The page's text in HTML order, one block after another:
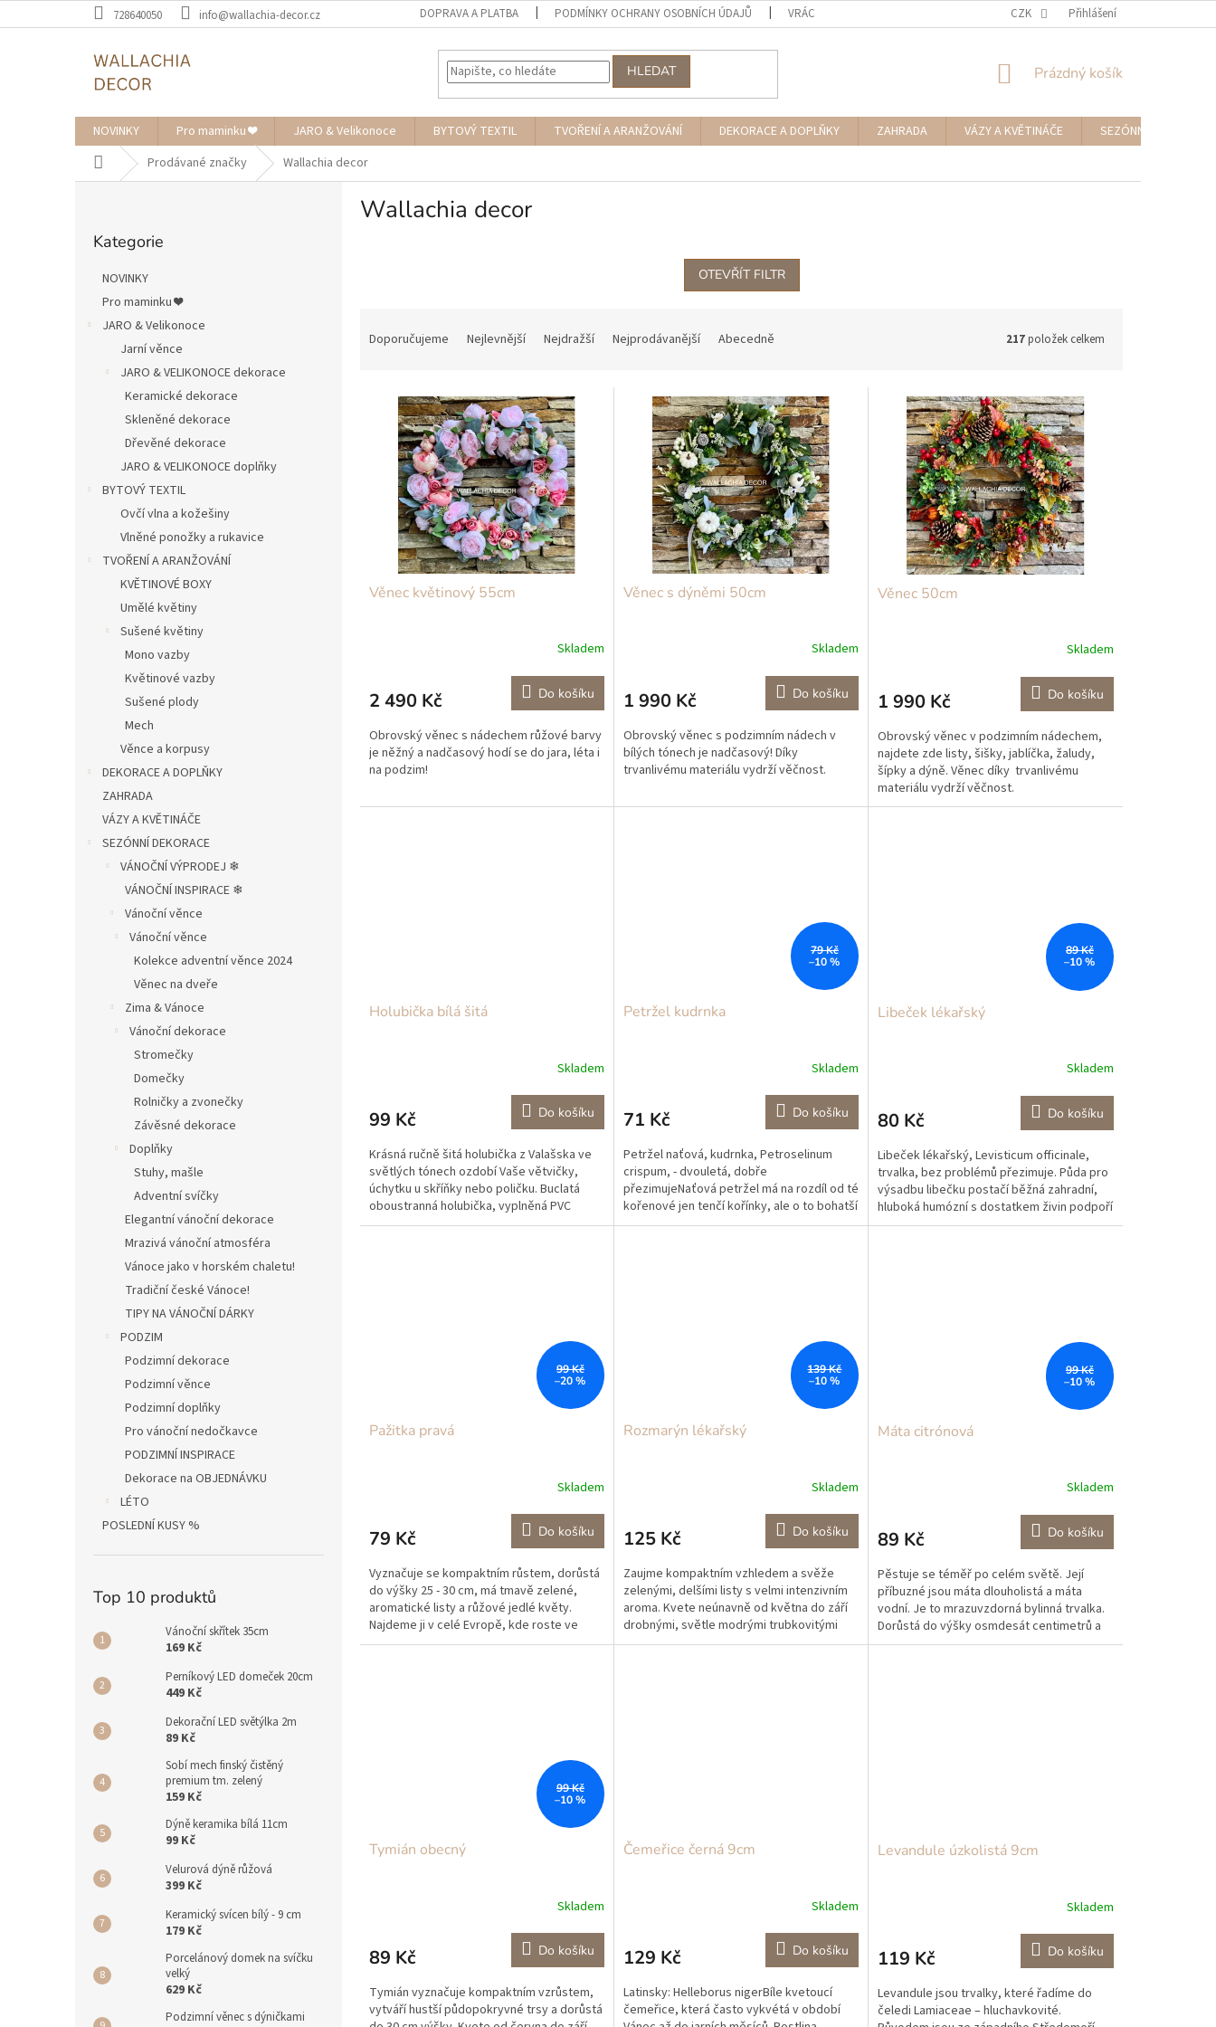
na
728640050 info@wallachia-decor.cz DOPRAVA A PLATBA PODMÍNKY OCHRANY OSOBNÍCH ÚDAJŮ VRÁCENÍ ZBOŽÍ A REKLAMACE NAPIŠTE NÁM
CZK Přihlášení
HLEDAT
NÁKUPNÍ
Prázdný košík
NOVINKY Pro maminku ❤️ JARO & Velikonoce BYTOVÝ TEXTIL TVOŘENÍ A ARANŽOVÁNÍ DEKORACE A DOPLŇKY ZAHRADA VÁZY A KVĚTINÁČE
SEZÓNNÍ DEKORACE
Domů Prodávané značky Wallachia decor
kategorie
Kategorie
NOVINKY
Pro maminku ❤️
JARO & Velikonoce
Jarní věnce
JARO & VELIKONOCE dekorace
Keramické dekorace
Skleněné dekorace
Dřevěné dekorace
JARO & VELIKONOCE doplňky
BYTOVÝ TEXTIL
Ovčí vlna a kožešiny
Vlněné ponožky a rukavice
TVOŘENÍ A ARANŽOVÁNÍ
KVĚTINOVÉ BOXY
Umělé květiny
Sušené květiny
Mono vazby
Květinové vazby
Sušené plody
Mech
Věnce a korpusy
DEKORACE A DOPLŇKY
ZAHRADA
VÁZY A KVĚTINÁČE
SEZÓNNÍ DEKORACE
VÁNOČNÍ VÝPRODEJ ❄︎︎
VÁNOČNÍ INSPIRACE ❄︎︎
Vánoční věnce
Vánoční věnce
Kolekce adventní věnce 2024
Věnec na dveře
Zima & Vánoce
Vánoční dekorace
Stromečky
Domečky
Rolničky a zvonečky
Závěsné dekorace
Doplňky
Stuhy, mašle
Adventní svíčky
Elegantní vánoční dekorace
Mrazivá vánoční atmosféra
Vánoce jako v horském chaletu!
Tradiční české Vánoce!
TIPY NA VÁNOČNÍ DÁRKY
PODZIM
Podzimní dekorace
Podzimní věnce
Podzimní doplňky
Pro vánoční nedočkavce
PODZIMNÍ INSPIRACE
Dekorace na OBJEDNÁVKU
LÉTO
POSLEDNÍ KUSY %
Top 10 produktů
Vánoční skřítek 35cm
169 Kč
Perníkový LED domeček 20cm
449 Kč
Dekorační LED světýlka 2m
89 Kč
Sobí mech finský čistěný
premium tm. zelený
159 Kč
Dýně keramika bílá 11cm
99 Kč
Velurová dýně růžová
399 Kč
Keramický svícen bílý - 9 cm
179 Kč
Porcelánový domek na svíčku
velký
629 Kč
Podzimní věnec s dýničkami
Wallachia decor
OTEVŘÍT FILTR
Doporučujeme Nejlevnější Nejdražší Nejprodávanější Abecedně 217položek celkem
Věnec květinový 55cm
Skladem
2 490 Kč Do košíku
Obrovský věnec s nádechem růžové barvy
je něžný a nadčasový hodí se do jara, léta i
na podzim!
Věnec s dýněmi 50cm
Skladem
1 990 Kč Do košíku
Obrovský věnec s podzimním nádech v
bílých tónech je nadčasový! Díky
trvanlivému materiálu vydrží věčnost.
Věnec 50cm
Skladem
1 990 Kč Do košíku
Obrovský věnec v podzimním nádechem,
najdete zde listy, šišky, jablíčka, žaludy,
šípky a dýně. Věnec díky trvanlivému
materiálu vydrží věčnost.
Holubička bílá šitá
Skladem
99 Kč Do košíku
Krásná ručně šitá holubička z Valašska ve
světlých tónech ozdobí Vaše větvičky,
úchytku u skříňky nebo poličku. Buclatá
oboustranná holubička, vyplněná PVC
materiálem, může se...
79 Kč
–10 %
Petržel kudrnka
Skladem
71 Kč Do košíku
Petržel naťová, kudrnka, Petroselinum
crispum, - dvouletá, dobře
přezimujeNaťová petržel má na rozdíl od té
kořenové jen tenčí kořínky, ale o to bohatší
je její...
89 Kč
–10 %
Libeček lékařský
Skladem
80 Kč Do košíku
Libeček lékařský, Levisticum officinale,
trvalka, bez problémů přezimuje. Půda pro
výsadbu libečku postačí běžná zahradní,
hluboká humózní s dostatkem živin podpoří
růst. V...
99 Kč
–20 %
Pažitka pravá
Skladem
79 Kč Do košíku
Vyznačuje se kompaktním růstem, dorůstá
do výšky 25 - 30 cm, má tmavě zelené,
aromatické listy a růžové jedlé květy.
Najdeme ji v celé Evropě, kde roste ve
vyšších polohách,...
139 Kč
–10 %
Rozmarýn lékařský
Skladem
125 Kč Do košíku
Zaujme kompaktním vzhledem a svěže
zelenými, delšími listy s velmi intenzivním
aroma. Kvete neúnavně od května do září
drobnými, světle modrými trubkovitými
květy a dorůstá...
99 Kč
–10 %
Máta citrónová
Skladem
89 Kč Do košíku
Pěstuje se téměř po celém světě. Její
příbuzné jsou máta dlouholistá a máta
vodní. Je to mrazuvzdorná bylinná trvalka.
Dorůstá do výšky osmdesát centimetrů a
neomezeně se...
99 Kč
–10 %
Tymián obecný
Skladem
89 Kč Do košíku
Tymián vyznačuje kompaktním vzrůstem,
vytváří hustší půdopokryvné trsy a dorůstá
Čemeřice černá 9cm
Skladem
129 Kč Do košíku
Latinsky: Helleborus nigerBíle kvetoucí
čemeřice, která často vykvétá v období
Levandule úzkolistá 9cm
Skladem
119 Kč Do košíku
Levandule jsou trvalky, které řadíme do
čeledi Lamiaceae – hluchavkovité.